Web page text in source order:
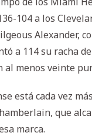
104 a los
Alexander,
a 114 su racha
al menos veinte
está cada vez
que
marca.